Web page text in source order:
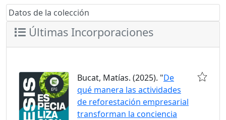
Datos de la colección
Últimas Incorporaciones
Bucat, Matías. (2025). "De
qué manera las actividades
de reforestación empresarial
transforman la conciencia